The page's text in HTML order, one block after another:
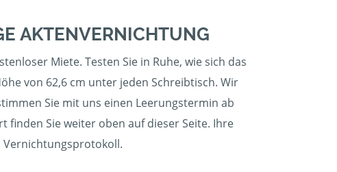
AKTENVERNICHTUNG
Miete. Testen Sie in Ruhe, wie sich das
von 62,6 cm unter jeden Schreibtisch. Wir
Sie mit uns einen Leerungstermin ab
finden Sie weiter oben auf dieser Seite. Ihre
Vernichtungsprotokoll.